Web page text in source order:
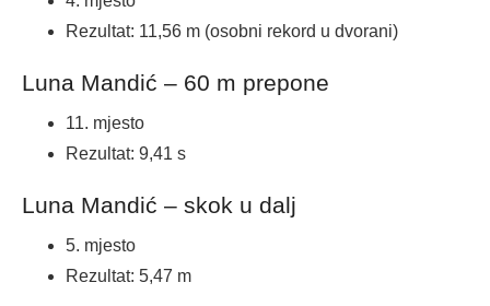
Rezultat: 11,56 m (osobni rekord u dvorani)
Luna Mandić – 60 m prepone
11. mjesto
Rezultat: 9,41 s
Luna Mandić – skok u dalj
5. mjesto
Rezultat: 5,47 m